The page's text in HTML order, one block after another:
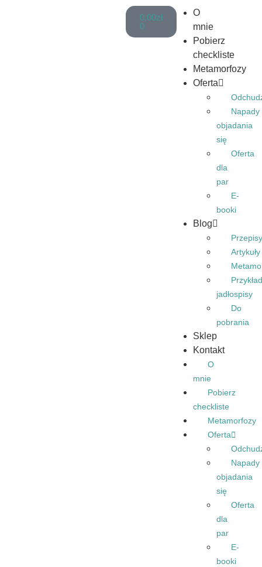
O
mnie
Pobierz
checkliste
Metamorfozy
Oferta
Napady
objadania
się
Oferta
dla
par
E-
booki
Blog
Artykuły
jadłospisy
Do
pobrania
Sklep
Kontakt
O
mnie
Pobierz
checkliste
Metamorfozy
Oferta
Napady
objadania
się
Oferta
dla
par
E-
booki
0,00zł
0